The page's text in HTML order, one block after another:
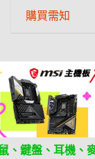
購買需知
、鍵盤、耳機、